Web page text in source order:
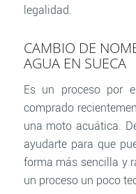
legalidad.
CAMBIO DE
AGUA EN SUECA
Es un proceso por
comprado
una moto acuática.
ayudarte para que
forma más sencilla y
un proceso un poco